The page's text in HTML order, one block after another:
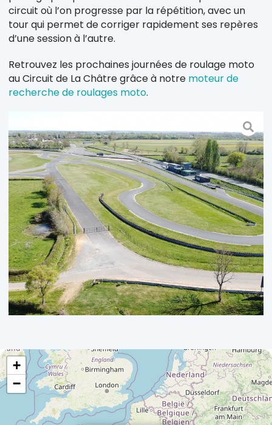
circuit où l’on progresse par la répétition, avec un
tour qui permet de corriger rapidement ses repères
d’une session à l’autre.
Retrouvez les prochaines journées de roulage moto
au Circuit de La Châtre grâce à notre moteur de
recherche de roulages moto.
+
−